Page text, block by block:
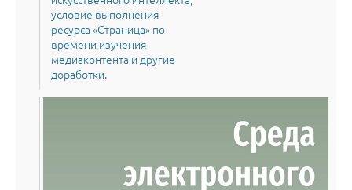
условие выполнения
ресурса «Страница» по
времени изучения
медиаконтента и другие
доработки.